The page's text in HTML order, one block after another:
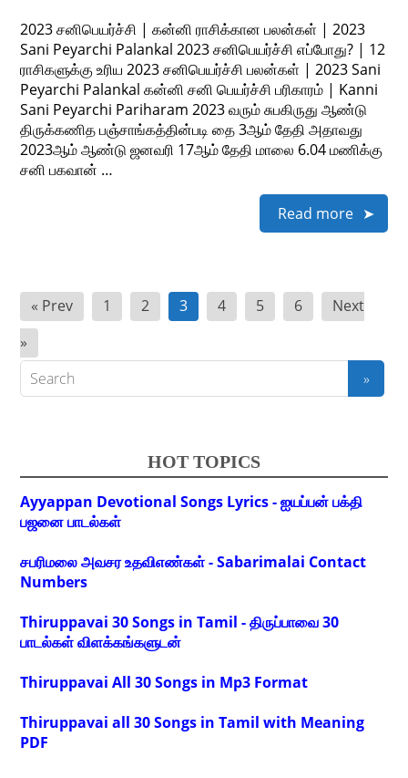
2023 சனிபெயர்ச்சி | கன்னி ராசிக்கான பலன்கள் | 2023
Sani Peyarchi Palankal 2023 சனிபெயர்ச்சி எப்போது? | 12
ராசிகளுக்கு உரிய 2023 சனிபெயர்ச்சி பலன்கள் | 2023 Sani
Peyarchi Palankal கன்னி சனி பெயர்ச்சி பரிகாரம் | Kanni
Sani Peyarchi Pariharam 2023 வரும் சுபகிருது ஆண்டு
திருக்கணித பஞ்சாங்கத்தின்படி தை 3ஆம் தேதி அதாவது
2023ஆம் ஆண்டு ஜனவரி 17ஆம் தேதி மாலை 6.04 மணிக்கு
சனி பகவான் …
Read more
Posts
pagination
« Prev 1 2 3 4 5 6
Next
»
HOT TOPICS
Ayyappan Devotional Songs Lyrics - ஐயப்பன் பக்தி
பஜனை பாடல்கள்
சபரிமலை அவசர உதவிஎண்கள் - Sabarimalai Contact
Numbers
Thiruppavai 30 Songs in Tamil - திருப்பாவை 30
பாடல்கள் விளக்கங்களுடன்
Thiruppavai All 30 Songs in Mp3 Format
Thiruppavai all 30 Songs in Tamil with Meaning
PDF